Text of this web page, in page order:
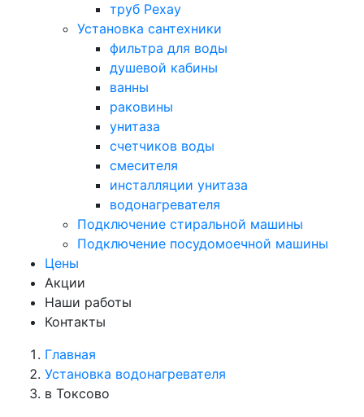
труб Рехау
Установка сантехники
фильтра для воды
душевой кабины
ванны
раковины
унитаза
счетчиков воды
смесителя
инсталляции унитаза
водонагревателя
Подключение стиральной машины
Подключение посудомоечной машины
Цены
Акции
Наши работы
Контакты
Главная
Установка водонагревателя
в Токсово